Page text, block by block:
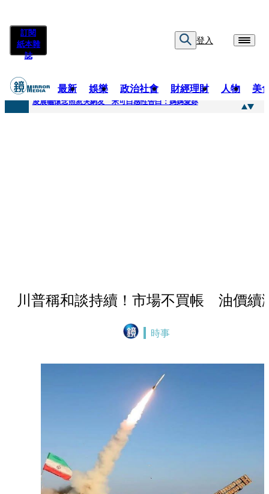
訂閱
紙本雜
誌
登入
最新 娛樂 政治社會 財經理財 人物 美
快訊
凌晨曬懷念照惹哭網友 米可白感性告白：媽媽愛妳
川普稱和談持續！市場不買帳 油價續
時事